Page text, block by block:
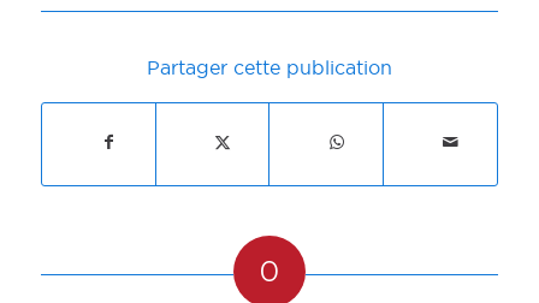
Partager cette publication
0